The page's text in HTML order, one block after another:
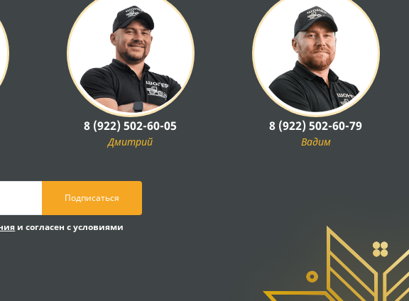
8 (922) 502-60-05
Дмитрий
8 (922) 502-60-79
Вадим
Подписаться
и согласен с условиями